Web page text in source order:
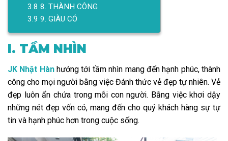
3.8 8. THÀNH CÔNG
3.9 9. GIÀU CÓ
I. TẦM NHÌN
JK Nhật Hànhướng tới tầm nhìn mang đến hạnh phúc, thành
công cho mọi người bằng việc Đánh thức vẻ đẹp tự nhiên. Vẻ
đẹp luôn ẩn chứa trong mỗi con người. Bằng việc khơi dậy
những nét đẹp vốn có, mang đến cho quý khách hàng sự tự
tin và hạnh phúc hơn trong cuộc sống.